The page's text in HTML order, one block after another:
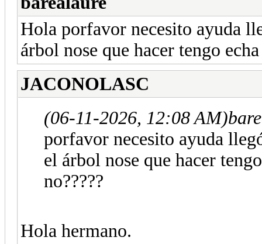
Hola porfavor necesito ayuda
árbol nose que hacer tengo
JACONOLASC
(06-11-2026, 12:08 AM)
porfavor necesito ayuda
el árbol nose que hacer
no?????
Hola hermano.